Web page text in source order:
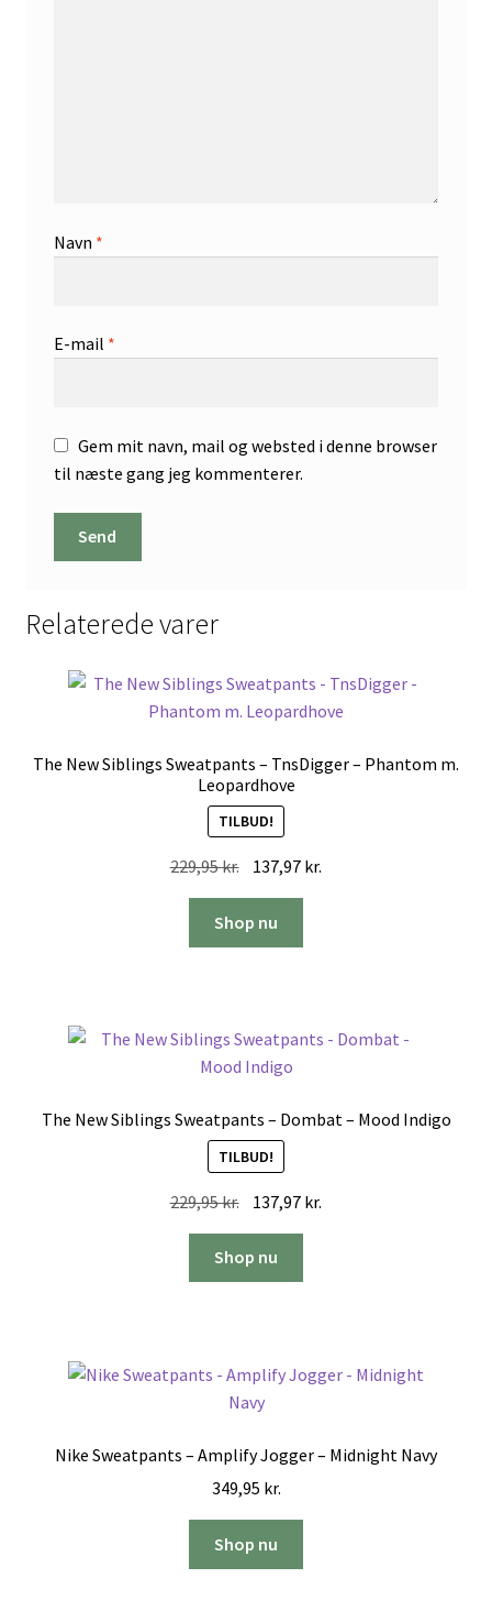
Navn *
E-mail *
Gem mit navn, mail og websted i denne browser
til næste gang jeg kommenterer.
Relaterede varer
The New Siblings Sweatpants – TnsDigger – Phantom m.
Leopardhove
TILBUD!
229,95kr. Den
oprindelige
pris
var:
137,97 kr.
Shop nu
The New Siblings Sweatpants – Dombat – Mood Indigo
TILBUD!
229,95kr. Den
pris
var:
137,97 kr.
Shop nu
Nike Sweatpants – Amplify Jogger – Midnight Navy
349,95 kr.
Shop nu